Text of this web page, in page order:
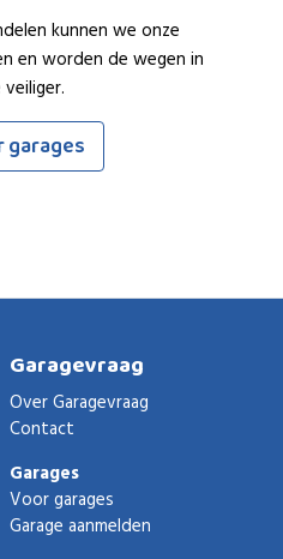
kunnen we onze
en worden de wegen in
garages
Garagevraag
Over Garagevraag
Contact
Garages
Voor garages
Garage aanmelden